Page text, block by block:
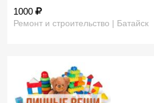
1000
Ремонт и строительство | Батайск